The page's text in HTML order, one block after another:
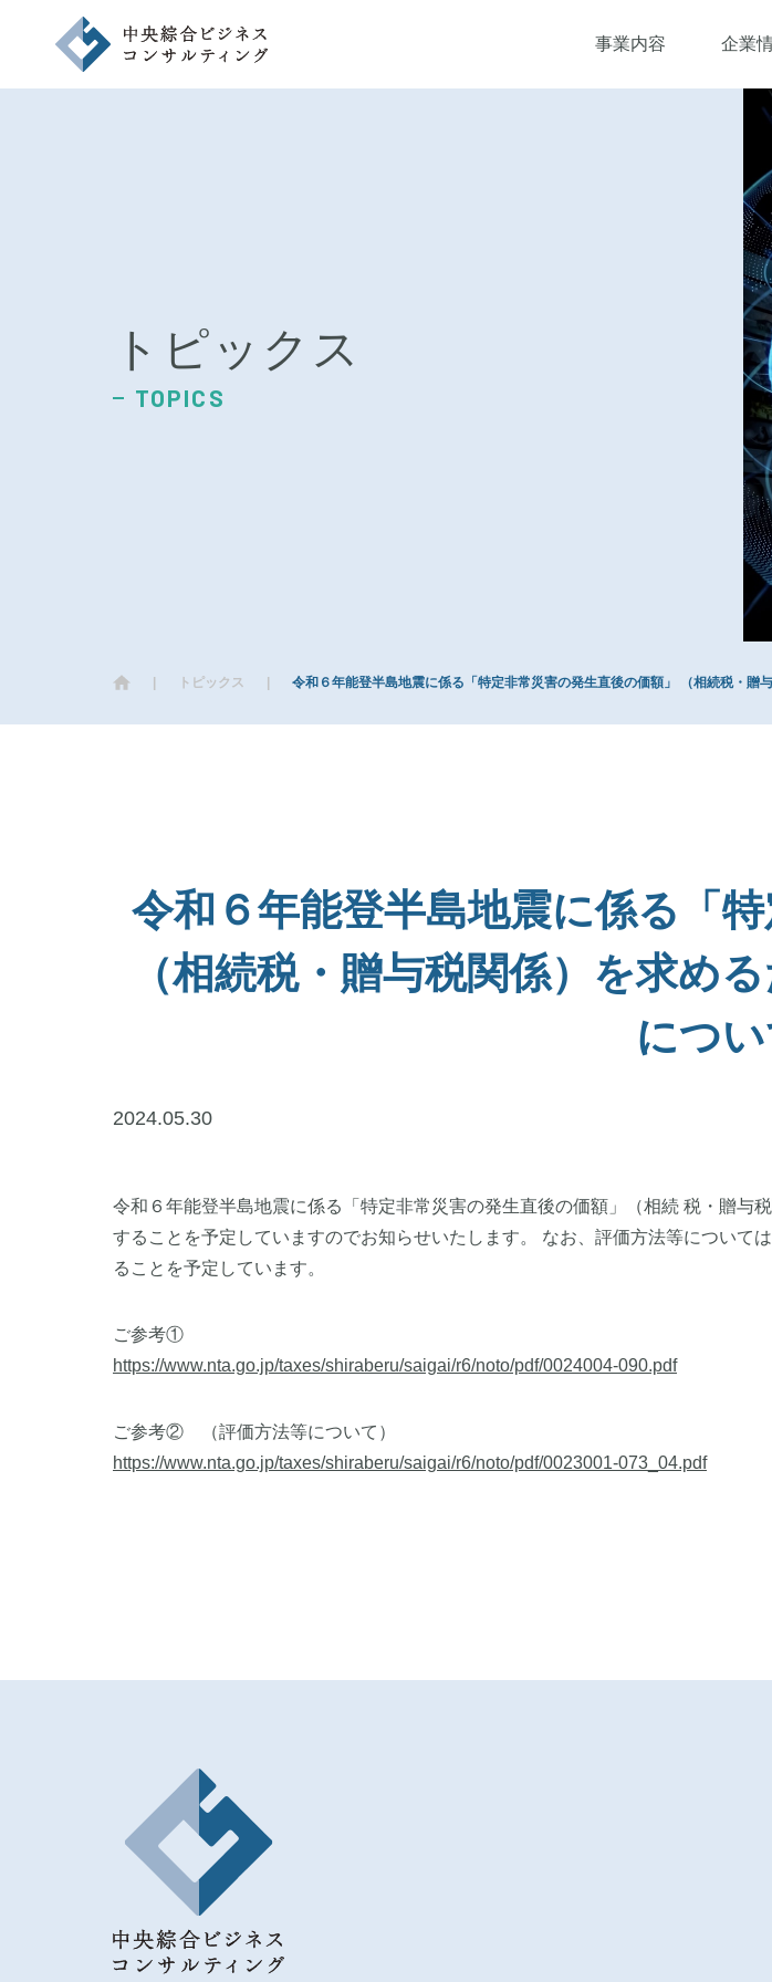
事業内容 企業
ア
採
ニュース
NEWS
お問い合わせ
お問い合
トピックス
TOPICS
トピックス 令和６年能登半島地震に係る「特定非常災害の発生直後の価額」 （相続税・贈
令和６年能登半島地震に係る「
（相続税・贈与税関係）を求め
につい
2024.05.30
令和６年能登半島地震に係る「特定非常災害の発生直後の価額」（相続 税・贈与
することを予定していますのでお知らせいたします。 なお、評価方法等について
ることを予定しています。
ご参考①
https://www.nta.go.jp/taxes/shiraberu/saigai/r6/noto/pdf/0024004-090.pdf
ご参考② （評価方法等について）
https://www.nta.go.jp/taxes/shiraberu/saigai/r6/noto/pdf/0023001-073_04.pdf